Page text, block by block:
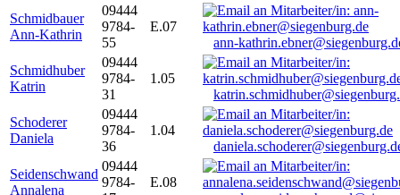
Schmidbauer
Ann-Kathrin
09444
9784-
55
E.07
ann-
Schmidhuber
Katrin
09444
9784-
31
1.05
Schoderer
Daniela
09444
9784-
36
1.04
Seidenschwand
Annalena
09444
9784-
E.08